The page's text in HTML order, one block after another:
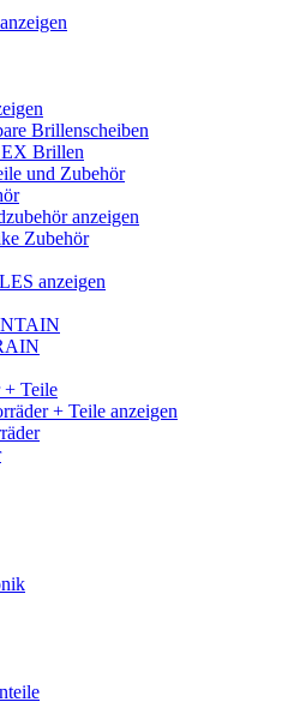
Brillenscheiben
Brillen
und Zubehör
anzeigen
Zubehör
anzeigen
+ Teile
+ Teile anzeigen